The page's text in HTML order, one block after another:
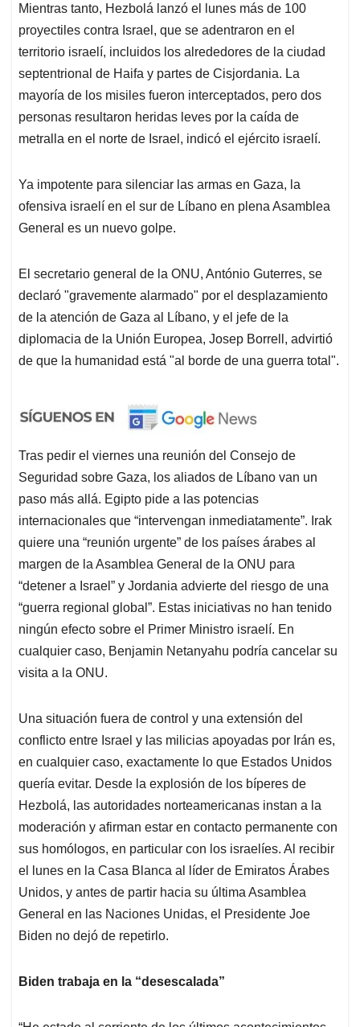
Mientras tanto, Hezbolá lanzó el lunes más de 100
proyectiles contra Israel, que se adentraron en el
territorio israelí, incluidos los alrededores de la ciudad
septentrional de Haifa y partes de Cisjordania. La
mayoría de los misiles fueron interceptados, pero dos
personas resultaron heridas leves por la caída de
metralla en el norte de Israel, indicó el ejército israelí.
Ya impotente para silenciar las armas en Gaza, la
ofensiva israelí en el sur de Líbano en plena Asamblea
General es un nuevo golpe.
El secretario general de la ONU, António Guterres, se
declaró "gravemente alarmado" por el desplazamiento
de la atención de Gaza al Líbano, y el jefe de la
diplomacia de la Unión Europea, Josep Borrell, advirtió
de que la humanidad está "al borde de una guerra total".
Tras pedir el viernes una reunión del Consejo de
Seguridad sobre Gaza, los aliados de Líbano van un
paso más allá. Egipto pide a las potencias
internacionales que “intervengan inmediatamente”. Irak
quiere una “reunión urgente” de los países árabes al
margen de la Asamblea General de la ONU para
“detener a Israel” y Jordania advierte del riesgo de una
“guerra regional global”. Estas iniciativas no han tenido
ningún efecto sobre el Primer Ministro israelí. En
cualquier caso, Benjamin Netanyahu podría cancelar su
visita a la ONU.
Una situación fuera de control y una extensión del
conflicto entre Israel y las milicias apoyadas por Irán es,
en cualquier caso, exactamente lo que Estados Unidos
quería evitar. Desde la explosión de los bíperes de
Hezbolá, las autoridades norteamericanas instan a la
moderación y afirman estar en contacto permanente con
sus homólogos, en particular con los israelíes. Al recibir
el lunes en la Casa Blanca al líder de Emiratos Árabes
Unidos, y antes de partir hacia su última Asamblea
General en las Naciones Unidas, el Presidente Joe
Biden no dejó de repetirlo.
Biden trabaja en la “desescalada”